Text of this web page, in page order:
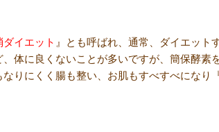
イエット 』とも呼ばれ、通常、ダイエット
体に良くないことが多いですが、簡保酵素
りにくく腸も整い、お肌もすべすべになり